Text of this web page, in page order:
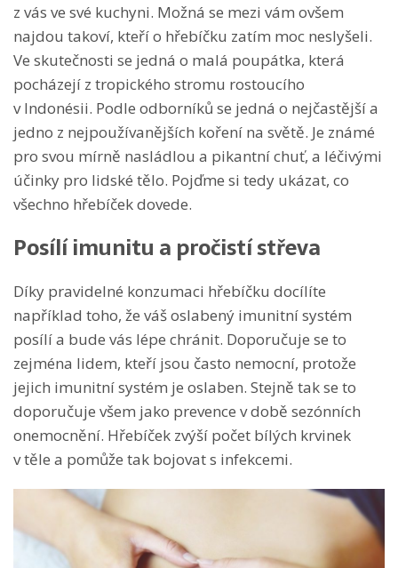
z vás ve své kuchyni. Možná se mezi vám ovšem
najdou takoví, kteří o hřebíčku zatím moc neslyšeli.
Ve skutečnosti se jedná o malá poupátka, která
pocházejí z tropického stromu rostoucího
v Indonésii. Podle odborníků se jedná o nejčastější a
jedno z nejpoužívanějších koření na světě. Je známé
pro svou mírně nasládlou a pikantní chuť, a léčivými
účinky pro lidské tělo. Pojďme si tedy ukázat, co
všechno hřebíček dovede.
Posílí imunitu a pročistí střeva
Díky pravidelné konzumaci hřebíčku docílíte
například toho, že váš oslabený imunitní systém
posílí a bude vás lépe chránit. Doporučuje se to
zejména lidem, kteří jsou často nemocní, protože
jejich imunitní systém je oslaben. Stejně tak se to
doporučuje všem jako prevence v době sezónních
onemocnění. Hřebíček zvýší počet bílých krvinek
v těle a pomůže tak bojovat s infekcemi.